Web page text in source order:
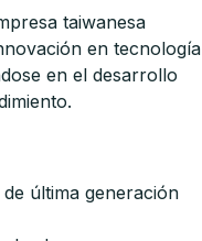
taiwanesa
en tecnología
en el desarrollo
última generación